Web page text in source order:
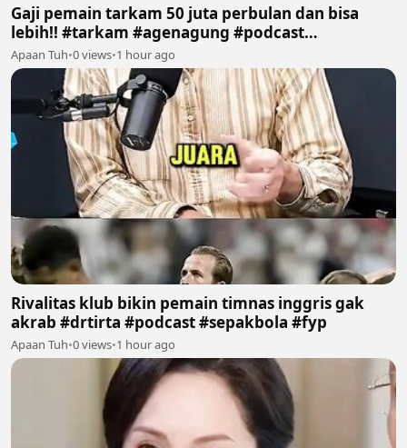
Gaji pemain tarkam 50 juta perbulan dan bisa
lebih!! #tarkam #agenagung #podcast
#sepakbola #fyp
Apaan Tuh•0 views•1 hour ago
Rivalitas klub bikin pemain timnas inggris gak
akrab #drtirta #podcast #sepakbola #fyp
Apaan Tuh•0 views•1 hour ago